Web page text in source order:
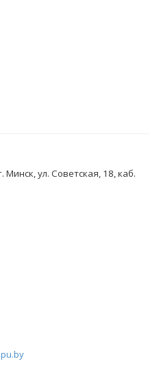
Минск, ул. Советская, 18, каб.